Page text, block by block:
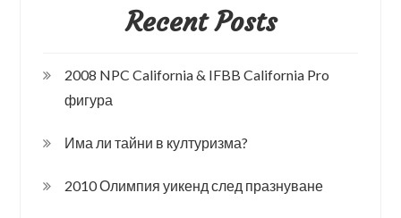
Recent Posts
2008 NPC California & IFBB California Pro
фигура
Има ли тайни в културизма?
2010 Олимпия уикенд след празнуване